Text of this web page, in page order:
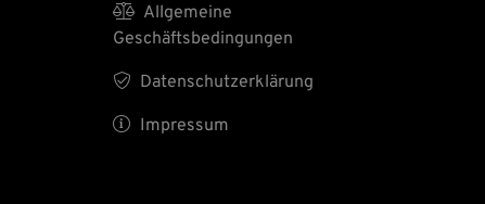
 Allgemeine
Geschäftsbedingungen
 Datenschutzerklärung
 Impressum